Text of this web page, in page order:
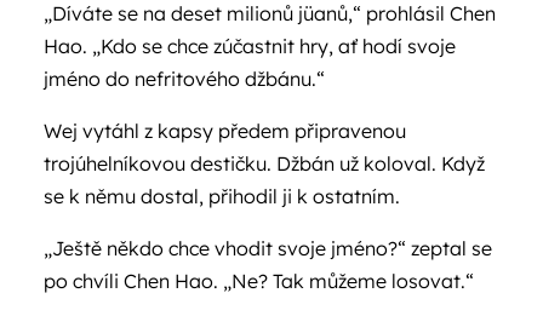
„Díváte se na deset milionů jüanů,“ prohlásil Chen
Hao. „Kdo se chce zúčastnit hry, ať hodí svoje
jméno do nefritového džbánu.“
Wej vytáhl z kapsy předem připravenou
trojúhelníkovou destičku. Džbán už koloval. Když
se k němu dostal, přihodil ji k ostatním.
„Ještě někdo chce vhodit svoje jméno?“ zeptal se
po chvíli Chen Hao. „Ne? Tak můžeme losovat.“